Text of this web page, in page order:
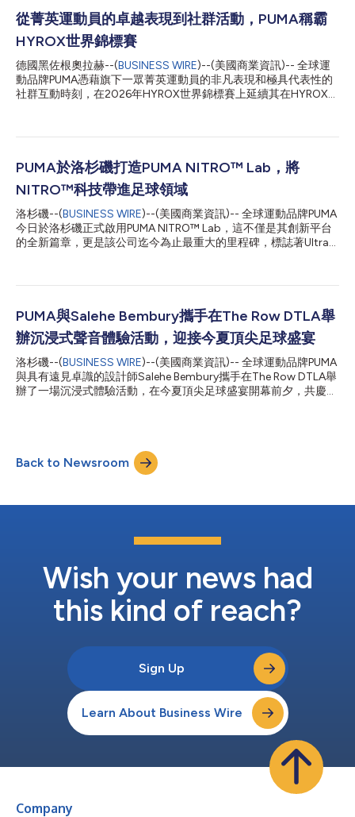
從菁英運動員的卓越表現到社群活動，PUMA稱霸
HYROX世界錦標賽
德國黑佐根奧拉赫--(BUSINESS WIRE)--(美國商業資訊)-- 全球運
動品牌PUMA憑藉旗下一眾菁英運動員的非凡表現和極具代表性的
社群互動時刻，在2026年HYROX世界錦標賽上延續其在HYROX賽
繼與搭檔Joanna Wietrzyk在女子Elite 15雙人賽中取得第四名後，
了在女子Elite雙人賽上的出色表現外，澳洲運動員Wietrzyk還在女
子Elite 15個人賽中榮獲亞軍，為這個非凡的賽季畫上了圓滿的句
點。在本賽季，她曾兩度打破世界紀錄，並包攬了所有HYROX大
滿貫賽事的冠軍。 此外，英國選手Lucy Procter在女子Elite15雙人
賽中榮獲亞軍，Linda Meier協助德國隊奪得混合接力賽亞軍，而跨
大西洋組合Jake Williamson和Hunter McIntyre則將男子Elite15雙
人賽的銀牌收入囊中。在本屆HYROX世界錦標賽的各個年齡組別
PUMA於洛杉磯打造PUMA NITRO™ Lab，將
NITRO™科技帶進足球領域
洛杉磯--(BUSINESS WIRE)--(美國商業資訊)-- 全球運動品牌PUMA
今日於洛杉磯正式啟用PUMA NITRO™ Lab，這不僅是其創新平台
的全新篇章，更是該公司迄今為止最重大的里程碑，標誌著Ultra
來，並透過Fast-R3奠定了NITRO™作為頂尖跑步領域核心科技的
一站，在最關鍵的時刻，將重塑跑道速度的相同創新基因帶上足球
場。 秉持PUMA足球以社群為先的一貫理念，該實驗室在鎂光燈聚
焦之前，便率先向大眾敞開大門。在對媒體開放之前，PUMA
NITRO™ Lab率先迎來了當地青年足球俱樂部LA Breakers的年輕球
員們，讓他們搶先體驗Ultra Nitro 7。 該實驗室的核心焦點是全新
推出的Ultra NITRO™ 7，這是PUMA迄今在足球領域最重大的突
破。五年來，NITRO™科技重新定義了田徑跑道上的速度。如今，
PUMA與Salehe Bembury攜手在The Row DTLA舉
辦沉浸式聲音體驗活動，迎接今夏頂尖足球盛宴
洛杉磯--(BUSINESS WIRE)--(美國商業資訊)-- 全球運動品牌PUMA
與具有遠見卓識的設計師Salehe Bembury攜手在The Row DTLA舉
辦了一場沉浸式體驗活動，在今夏頂尖足球盛宴開幕前夕，共慶雙
活。PUMA x SALEHE BEMBURY聯名系列開啟了PUMA今夏足球產
品發表計畫的第二篇章。此前，PUMA已於三月發表了11支國家隊
的全新球衣。此次更偏向街頭服飾風格的發表，為這11支參賽國家
Bembury和迦納饒舌歌手、模特兒Black Sherif在內的眾多創意人
PUMA x Salehe Bembury TRVL WEAR聯名系列。活動亮點包括
「Hidden Frequencies」（隱藏頻率）球鞋揭秘環節，近距離展示
Back to Newsroom
Wish your news had
this kind of reach?
Sign Up
Learn About Business Wire
Company